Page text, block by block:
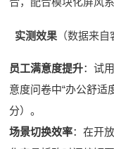
实测效果（数据来自
员工满意度提升：试
意度问卷中“办公舒适
分）。
场景切换效率：在开